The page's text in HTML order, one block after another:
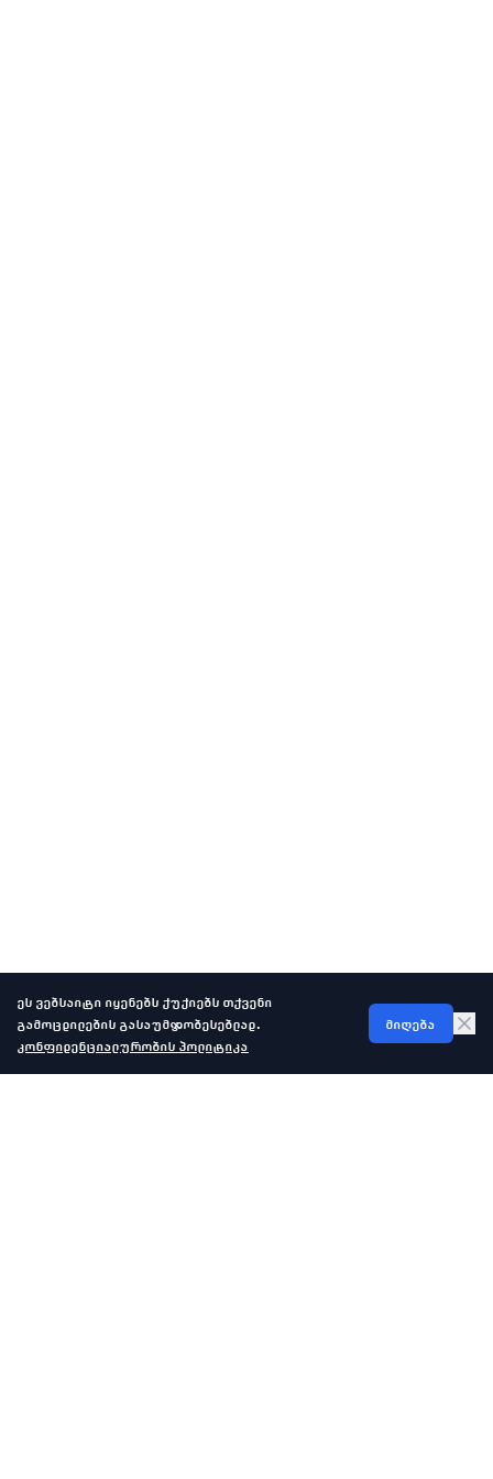
ეს ვებსაიტი იყენებს ქუქიებს თქვენი
გამოცდილების გასაუმჯობესებლად.
კონფიდენციალურობის პოლიტიკა
მიღება